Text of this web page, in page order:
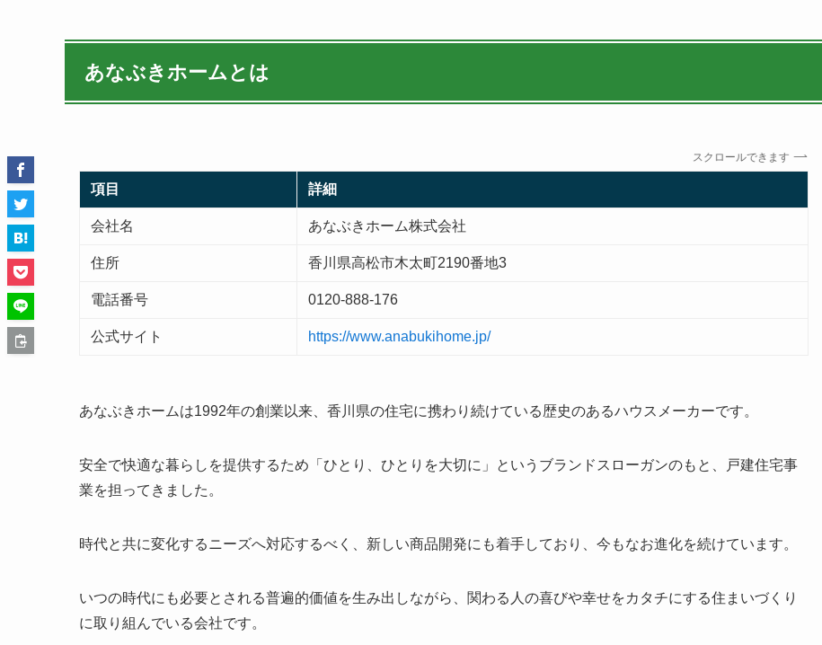
あなぶきホームとは
スクロールできます
項目 詳細
会社名 あなぶきホーム株式会社
住所 香川県高松市木太町2190番地3
電話番号 0120-888-176
公式サイト https://www.anabukihome.jp/
あなぶきホームは1992年の創業以来、香川県の住宅に携わり続けている歴史のあるハウスメーカーです。
安全で快適な暮らしを提供するため「ひとり、ひとりを大切に」というブランドスローガンのもと、戸建住宅事
業を担ってきました。
時代と共に変化するニーズへ対応するべく、新しい商品開発にも着手しており、今もなお進化を続けています。
いつの時代にも必要とされる普遍的価値を生み出しながら、関わる人の喜びや幸せをカタチにする住まいづくり
に取り組んでいる会社です。